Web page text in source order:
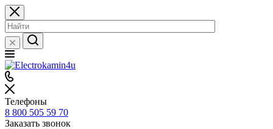
Телефоны
8 800 505 59 70
Заказать звонок